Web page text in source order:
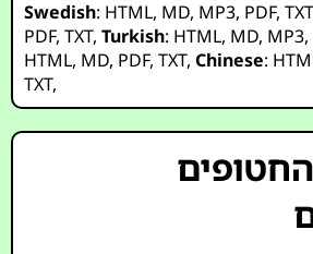
Swedish: HTML, MD, MP3, PDF,TXT
PDF,TXT,Turkish: HTML, MD, MP3,
HTML, MD, PDF,TXT,Chinese:
TXT,